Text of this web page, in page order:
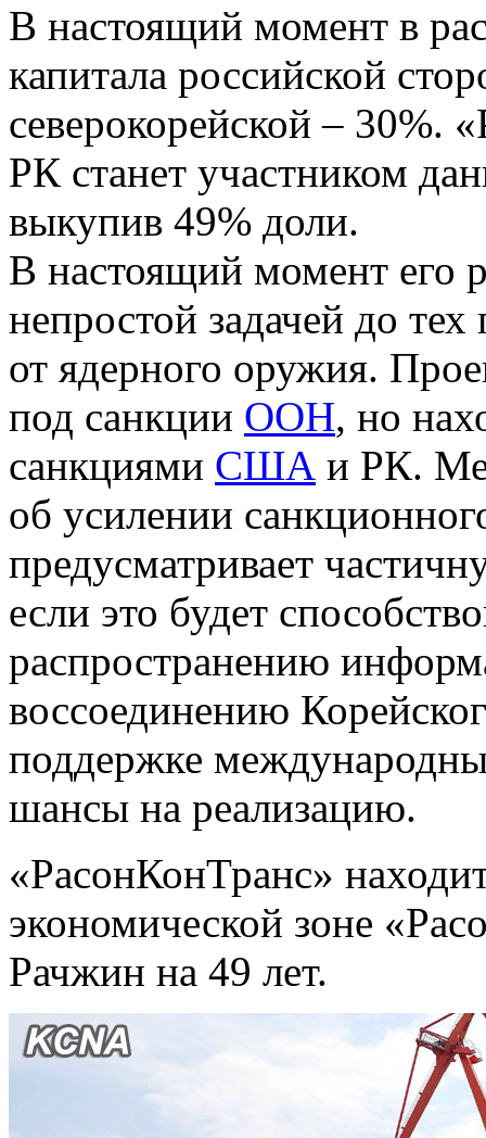
В настоящий момент в
капитала российской
северокорейской – 30%.
РК станет участником
выкупив 49% доли.
В настоящий момент его
непростой задачей до
от ядерного оружия.
под санкции ООН, но
санкциями США и РК.
об усилении
предусматривает
если это будет
распространению
воссоединению
поддержке
шансы на реализацию.
«РасонКонТранс»
экономической зоне
Рачжин на 49 лет.